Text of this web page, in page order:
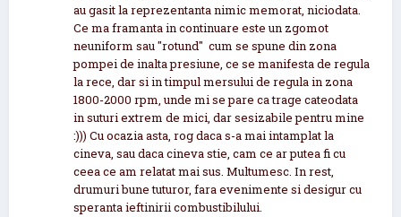
au gasit la reprezentanta nimic memorat, niciodata.
Ce ma framanta in continuare este un zgomot
neuniform sau "rotund" cum se spune din zona
pompei de inalta presiune, ce se manifesta de regula
la rece, dar si in timpul mersului de regula in zona
1800-2000 rpm, unde mi se pare ca trage cateodata
in suturi extrem de mici, dar sesizabile pentru mine
:))) Cu ocazia asta, rog daca s-a mai intamplat la
cineva, sau daca cineva stie, cam ce ar putea fi cu
ceea ce am relatat mai sus. Multumesc. In rest,
drumuri bune tuturor, fara evenimente si desigur cu
speranta ieftinirii combustibilului.